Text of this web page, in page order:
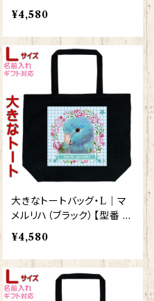
-138】KYAPIArt きゃぴあ
ーと
¥4,580
大きなトートバッグ・L｜マ
メルリハ（ブラック）【型番 B
L-119】KYAPIArt きゃぴあ
ーと
¥4,580